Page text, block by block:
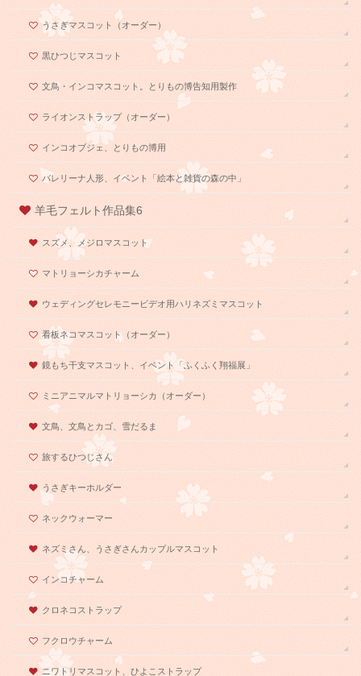
うさぎマスコット（オーダー）
黒ひつじマスコット
文鳥・インコマスコット。とりもの博告知用製作
ライオンストラップ（オーダー）
インコオブジェ、とりもの博用
バレリーナ人形、イベント「絵本と雑貨の森の中」
羊毛フェルト作品集6
スズメ、メジロマスコット
マトリョーシカチャーム
ウェディングセレモニービデオ用ハリネズミマスコット
看板ネコマスコット（オーダー）
鏡もち干支マスコット、イベント「ふくふく翔福展」
ミニアニマルマトリョーシカ（オーダー）
文鳥、文鳥とカゴ、雪だるま
旅するひつじさん
うさぎキーホルダー
ネックウォーマー
ネズミさん、うさぎさんカップルマスコット
インコチャーム
クロネコストラップ
フクロウチャーム
ニワトリマスコット、ひよこストラップ